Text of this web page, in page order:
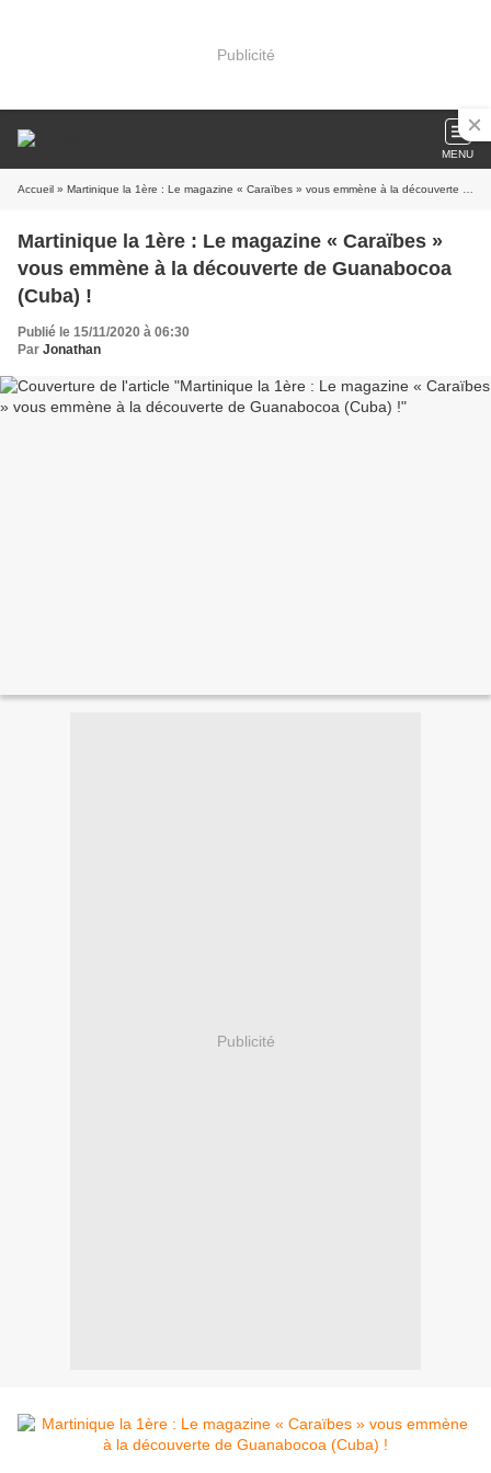
Publicité
MENU
Accueil » Martinique la 1ère : Le magazine « Caraïbes » vous emmène à la découverte de Guanabocoa (Cuba) !
Martinique la 1ère : Le magazine « Caraïbes »
vous emmène à la découverte de Guanabocoa
(Cuba) !
Publié le 15/11/2020 à 06:30
Par Jonathan
Publicité